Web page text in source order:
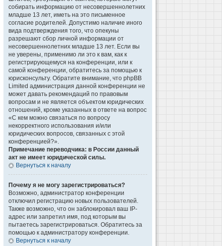
собирать информацию от несовершеннолетних
младше 13 лет, иметь на это письменное
согласие родителей. Допустимо наличие иного
вида подтверждения того, что опекуны
разрешают сбор личной информации от
несовершеннолетних младше 13 лет. Если вы
не уверены, применимо ли это к вам, как к
регистрирующемуся на конференции, или к
самой конференции, обратитесь за помощью к
юрисконсульту. Обратите внимание, что phpBB
Limited администрация данной конференции не
может давать рекомендаций по правовым
вопросам и не является объектом юридических
отношений, кроме указанных в ответе на вопрос
«С кем можно связаться по вопросу
некорректного использования и/или
юридических вопросов, связанных с этой
конференцией?».
Примечание переводчика: в России данный
акт не имеет юридической силы.
Вернуться к началу
Почему я не могу зарегистрироваться?
Возможно, администратор конференции
отключил регистрацию новых пользователей.
Также возможно, что он заблокировал ваш IP-
адрес или запретил имя, под которым вы
пытаетесь зарегистрироваться. Обратитесь за
помощью к администратору конференции.
Вернуться к началу